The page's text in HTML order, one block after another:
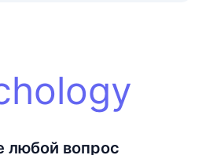
любой вопрос